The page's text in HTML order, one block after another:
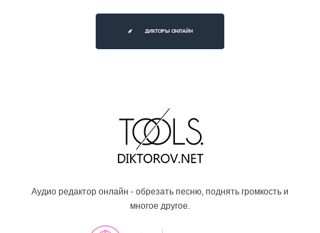
ДИКТОРЫ ОНЛАЙН
Аудио редактор онлайн - обрезать песню, поднять громкость и
многое другое.